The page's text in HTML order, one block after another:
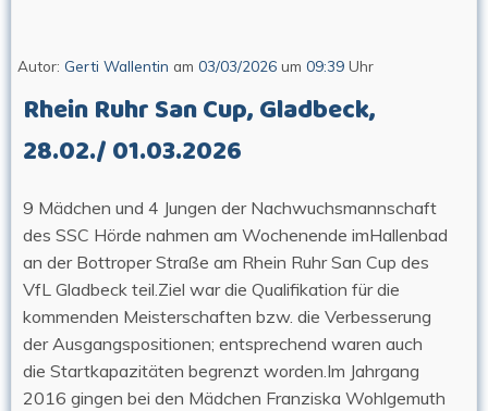
Autor: Gerti Wallentin am 03/03/2026 um 09:39 Uhr
Rhein Ruhr San Cup, Gladbeck,
28.02./ 01.03.2026
9 Mädchen und 4 Jungen der Nachwuchsmannschaft
des SSC Hörde nahmen am Wochenende imHallenbad
an der Bottroper Straße am Rhein Ruhr San Cup des
VfL Gladbeck teil.Ziel war die Qualifikation für die
kommenden Meisterschaften bzw. die Verbesserung
der Ausgangspositionen; entsprechend waren auch
die Startkapazitäten begrenzt worden.Im Jahrgang
2016 gingen bei den Mädchen Franziska Wohlgemuth